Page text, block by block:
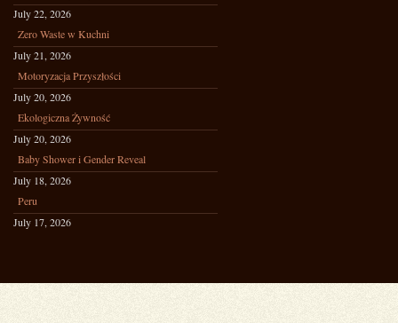
July 22, 2026
Zero Waste w Kuchni
July 21, 2026
Motoryzacja Przyszłości
July 20, 2026
Ekologiczna Żywność
July 20, 2026
Baby Shower i Gender Reveal
July 18, 2026
Peru
July 17, 2026